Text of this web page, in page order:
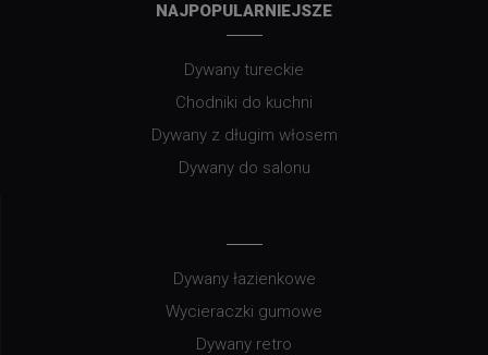
NAJPOPULARNIEJSZE
Dywany tureckie
Chodniki do kuchni
Dywany z długim włosem
Dywany do salonu
Dywany łazienkowe
Wycieraczki gumowe
Dywany retro